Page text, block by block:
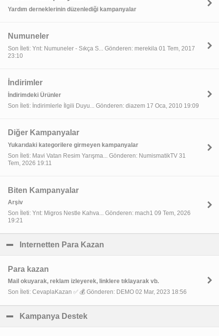
Yardım derneklerinin düzenlediği kampanyalar
Numuneler
Son İleti: Ynt: Numuneler - Sıkça S... Gönderen: merekila 01 Tem, 2017
23:10
İndirimler
İndirimdeki Ürünler
Son İleti: İndirimlerle İlgili Duyu... Gönderen: diazem 17 Oca, 2010 19:09
Diğer Kampanyalar
Yukarıdaki kategorilere girmeyen kampanyalar
Son İleti: Mavi Vatan Resim Yarışma... Gönderen: NumismatikTV 31
Tem, 2026 19:11
Biten Kampanyalar
Arşiv
Son İleti: Ynt: Migros Nestle Kahva... Gönderen: mach1 09 Tem, 2026
19:21
Internetten Para Kazan
Para kazan
Mail okuyarak, reklam izleyerek, linklere tıklayarak vb.
Son İleti: CevaplaKazan ✅ 💰 Gönderen: DEMO 02 Mar, 2023 18:56
Kampanya Destek